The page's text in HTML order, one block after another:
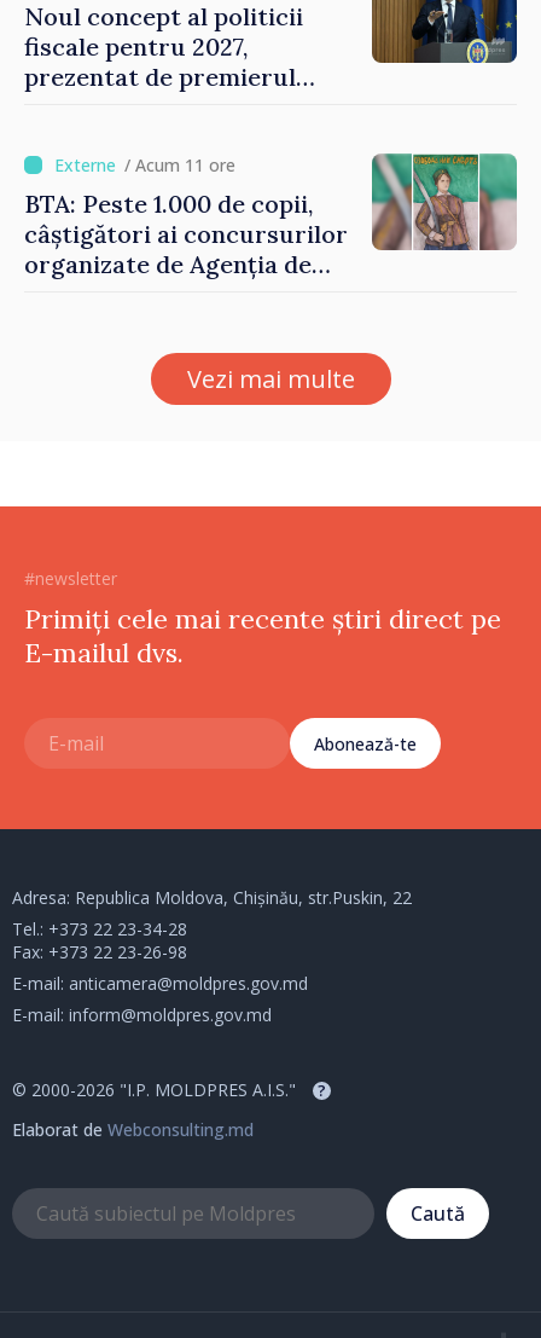
Noul concept al politicii
fiscale pentru 2027,
prezentat de premierul
investițiile, taxăm viciile și
echilibrăm taxarea
consumului”
/ Acum 11 ore
BTA: Peste 1.000 de copii,
câștigători ai concursurilor
organizate de Agenția de
Vezi mai multe
#newsletter
Primiți cele mai recente știri direct pe
E-mailul dvs.
Abonează-te
Adresa: Republica Moldova, Chișinău, str.Puskin, 22
Tel.: +373 22 23-34-28
Fax: +373 22 23-26-98
E-mail: anticamera@moldpres.gov.md
E-mail: inform@moldpres.gov.md
© 2000-2026 "I.P. MOLDPRES A.I.S." ?
Elaborat de Webconsulting.md
Caută